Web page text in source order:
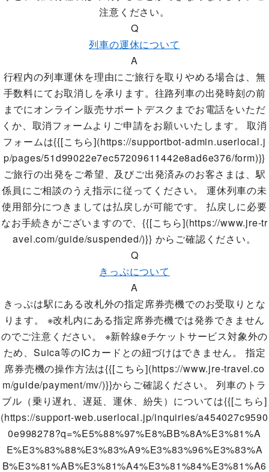
注意ください。
Q
列車の運休について
A
行程内の列車運休を理由にご旅行を取りやめる場合は、無
手数料にてお取消しを承ります。往路列車の出発時刻の前
までにオンライン販売サポートデスクまでお電話をいただ
くか、取消フォームよりご申請をお願いいたします。 取消
フォームは{{[こちら](https://supportbot-admin.userlocal.j
p/pages/51d99022e7ec57209611442e8ad6e376/form)}}
ご旅行の出発をご希望、及びご出発済みのお客さまは、駅
係員にご相談のうえ指示に従ってください。 運休列車の未
使用部分につきましては払戻しが可能です。 払戻しに必要
なお手続きがございますので、{{[こちら](https://www.jre-tr
avel.com/guide/suspended/)}} からご確認ください。
Q
きっぷについて
A
きっぷは駅にある改札外の指定席券売機でのお受取りとな
ります。 ※改札内にある指定席券売機では発券できません
のでご注意ください。 ※新幹線eチケットサービス対象外の
ため、Suica等のICカードとの紐づけはできません。 指定
席券売機の操作方法は{{[こちら](https://www.jre-travel.co
m/guide/payment/mv/)}}からご確認ください。 列車のトラ
ブル（乗り遅れ、遅延、運休、紛失）については{{[こちら]
(https://support-web.userlocal.jp/inquiries/a454027c9590
0e998278?q=%E5%88%97%E8%BB%8A%E3%81%A
E%E3%83%88%E3%83%A9%E3%83%96%E3%83%A
B%E3%81%AB%E3%81%A4%E3%81%84%E3%81%A6